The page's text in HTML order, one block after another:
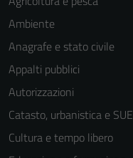
Ambiente
Anagrafe e stato civile
Appalti pubblici
Autorizzazioni
Catasto, urbanistica e SUE
Cultura e tempo libero